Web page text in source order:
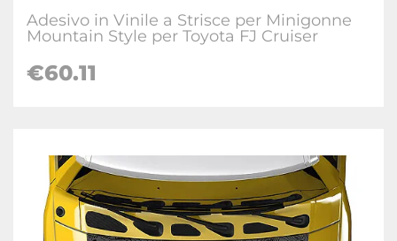
Adesivo in Vinile a Strisce per Minigonne
Mountain Style per Toyota FJ Cruiser
€60.11